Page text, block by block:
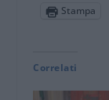
Stampa
Correlati